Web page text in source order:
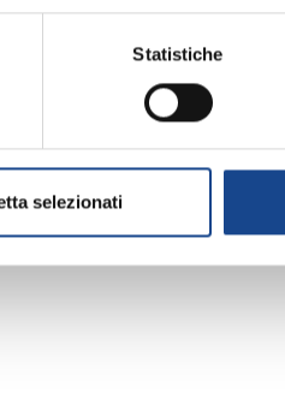
Statistiche
selezionati
idonei a rivelare lo stato
contestare alla Regione